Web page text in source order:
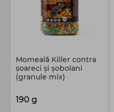
Momeală Killer contra
şoareci şi şobolani
(granule mix)
190 g